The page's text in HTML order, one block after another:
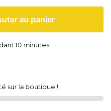
au panier
10 minutes
sur la boutique !